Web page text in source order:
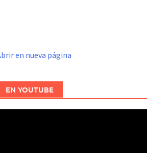
en nueva página
EN YOUTUBE